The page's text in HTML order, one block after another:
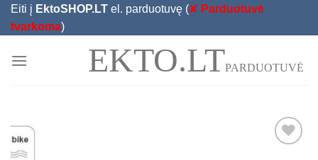
Skip
Eiti į EktoSHOP.LT el. parduotuvę (✘ Parduotuvė
tvarkoma)
EKTO.LTPARDUOTUVĖ